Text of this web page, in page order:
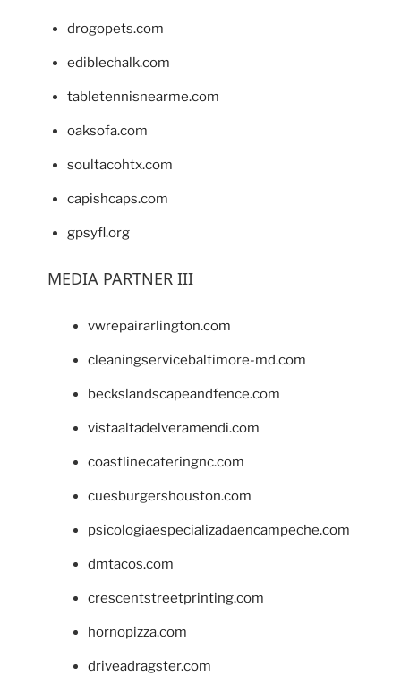
drogopets.com
ediblechalk.com
tabletennisnearme.com
oaksofa.com
soultacohtx.com
capishcaps.com
gpsyfl.org
MEDIA PARTNER III
vwrepairarlington.com
cleaningservicebaltimore-md.com
beckslandscapeandfence.com
vistaaltadelveramendi.com
coastlinecateringnc.com
cuesburgershouston.com
psicologiaespecializadaencampeche.com
dmtacos.com
crescentstreetprinting.com
hornopizza.com
driveadragster.com